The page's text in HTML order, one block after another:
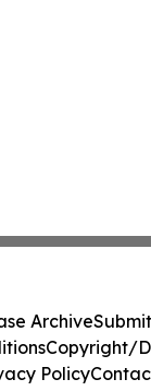
Archive
Copyright/
Policy